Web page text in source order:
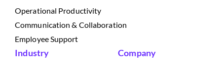
Operational Productivity
Communication & Collaboration
Employee Support
Industry Company